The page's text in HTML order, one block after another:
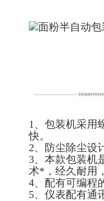
1、包装机采用
快。
2、防尘除尘设
3、本款包装机
术*，经久耐用
4、配有可编程
5、仪表配有通